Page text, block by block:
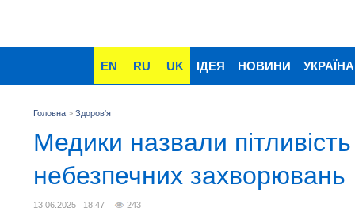
EN RU UK ІДЕЯ НОВИНИ УКРАЇНА
Головна > Здоров'я
Медики назвали
небезпечних захворювань
13.06.2025 18:47 243